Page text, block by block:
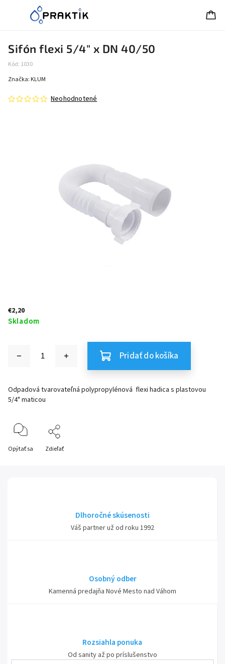
Sifón flexi 5/4" x DN 40/50
Kód: 1030
Neohodnotené
Značka: KLUM
€2,20
Skladom
Pridať do košíka
Odpadová tvarovateľná polypropylénová flexi hadica s plastovou
5/4" maticou
Opýtať sa Zdieľať
Dlhoročné skúsenosti
Váš partner už od roku 1992
Osobný odber
Kamenná predajňa Nové Mesto nad Váhom
Rozsiahla ponuka
Od sanity až po príslušenstvo